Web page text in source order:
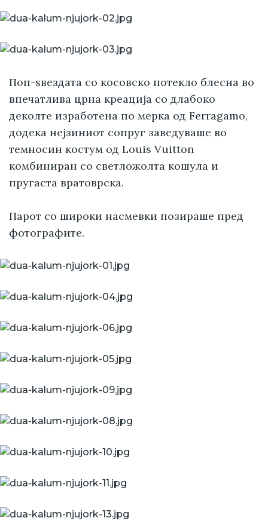
Поп-ѕвездата со косовско потекло блесна во
впечатлива црна креација со длабоко
деколте изработена по мерка од Ferragamo,
додека нејзиниот сопруг заведуваше во
темносин костум од Louis Vuitton
комбиниран со светложолта кошула и
пругаста вратоврска.
Парот со широки насмевки позираше пред
фотографите.